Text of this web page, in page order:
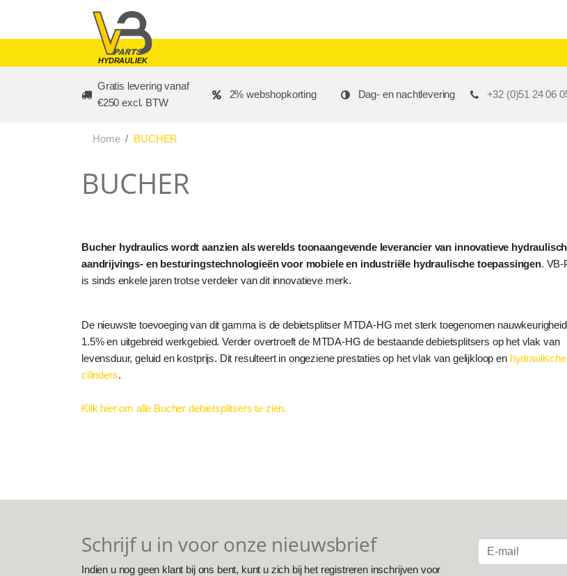
HYDRAULIEK
Gratis levering vanaf
€250 excl. BTW
2% webshopkorting Dag- en nachtlevering +32 (0)51 24 06
Home BUCHER
BUCHER
Bucher hydraulics wordt aanzien als werelds toonaangevende leverancier van innovatieve
aandrijvings- en besturingstechnologieën voor mobiele en industriële hydraulische toepassingen. VB-
is sinds enkele jaren trotse verdeler van dit innovatieve merk.
De nieuwste toevoeging van dit gamma is de debietsplitser MTDA-HG met sterk toegenomen nauwkeurigheid
1.5% en uitgebreid werkgebied. Verder overtroeft de MTDA-HG de bestaande debietsplitsers op het vlak van
levensduur, geluid en kostprijs. Dit resulteert in ongeziene prestaties op het vlak van gelijkloop en hydraulische
cilinders.
Klik hier om alle Bucher debietsplitsers te zien.
Schrijf u in voor onze nieuwsbrief
Indien u nog geen klant bij ons bent, kunt u zich bij het registreren inschrijven voor